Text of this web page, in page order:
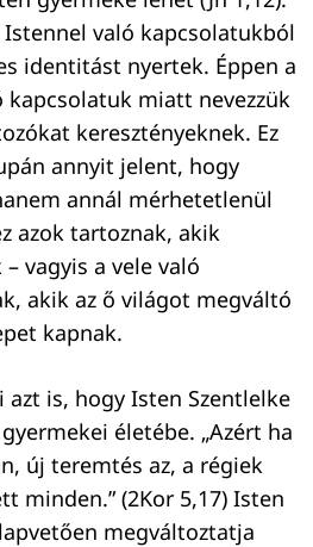
való kapcsolatukból
identitást nyertek. Éppen a
kapcsolatuk miatt nevezzük
keresztényeknek. Ez
annyit jelent, hogy
annál mérhetetlenül
azok tartoznak, akik
– vagyis a vele való
akik az ő világot megváltó
kapnak.
azt is, hogy Isten Szentlelke
életébe. „Azért ha
új teremtés az, a régiek
minden.” (2Kor 5,17) Isten
megváltoztatja